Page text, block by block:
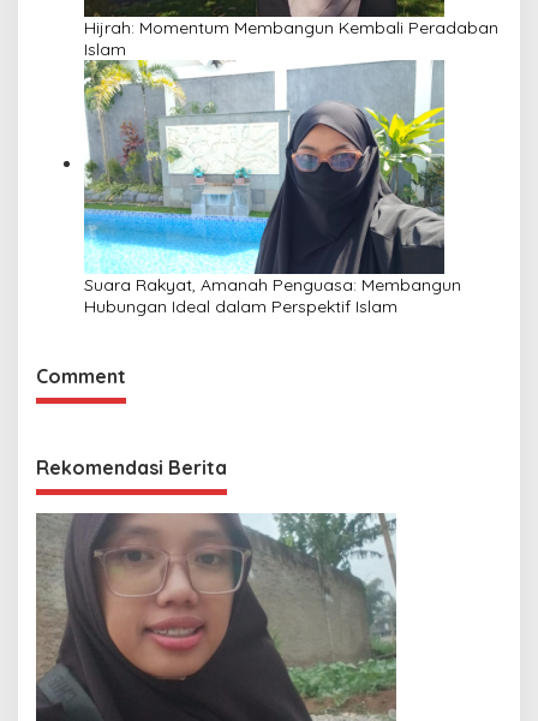
Hijrah: Momentum Membangun Kembali Peradaban
Islam
Suara Rakyat, Amanah Penguasa: Membangun
Hubungan Ideal dalam Perspektif Islam
Comment
Rekomendasi Berita